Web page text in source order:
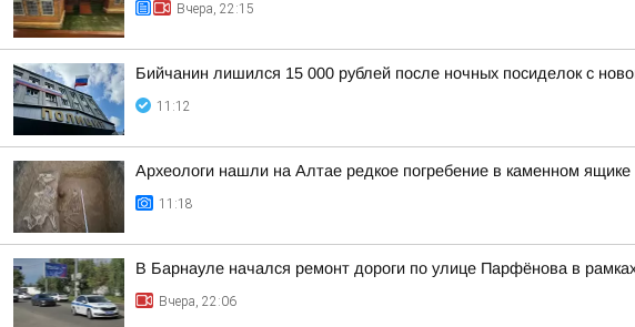
Вчера, 22:15
Бийчанин лишился 15 000 рублей после ночных посиделок с
11:12
Археологи нашли на Алтае редкое погребение в каменном ящике
11:18
В Барнауле начался ремонт дороги по улице Парфёнова в
Вчера, 22:06